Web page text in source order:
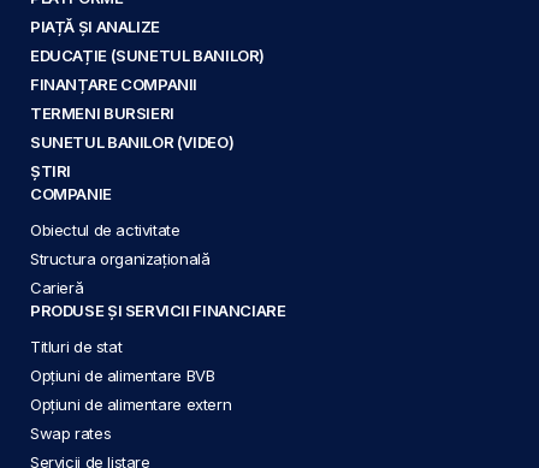
PIAȚĂ ȘI ANALIZE
EDUCAȚIE (SUNETUL BANILOR)
FINANȚARE COMPANII
TERMENI BURSIERI
SUNETUL BANILOR (VIDEO)
ȘTIRI
COMPANIE
Obiectul de activitate
Structura organizațională
Carieră
PRODUSE ȘI SERVICII FINANCIARE
Titluri de stat
Opțiuni de alimentare BVB
Opțiuni de alimentare extern
Swap rates
Servicii de listare